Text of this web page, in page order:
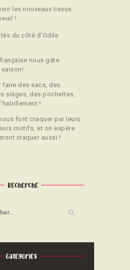
les nouveaux tissus
!
du côté d’Odile
nous gâte
saison!
faire des sacs, des
sièges, des pochettes,
!
font craquer par leurs
motifs, et on espère
craquer aussi !
Recherche
Categories